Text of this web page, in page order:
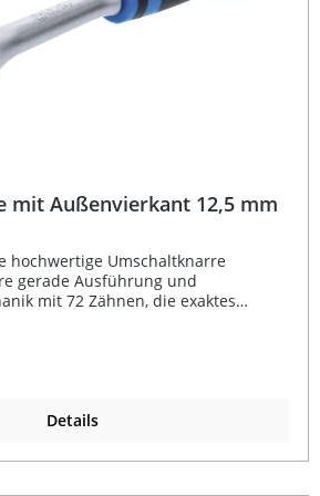
mit Außenvierkant 12,5 mm
hochwertige Umschaltknarre
gerade Ausführung und
mit 72 Zähnen, die exaktes
Stecknüsse, während der
Griffs liegt das Werkzeug
robustem Chrom-Vanadium-Stahl
Details